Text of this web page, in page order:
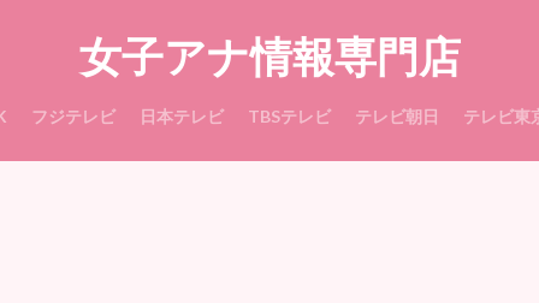
女子アナ情報専門店
フジテレビ 日本テレビ TBSテレビ テレビ朝日 テレビ東